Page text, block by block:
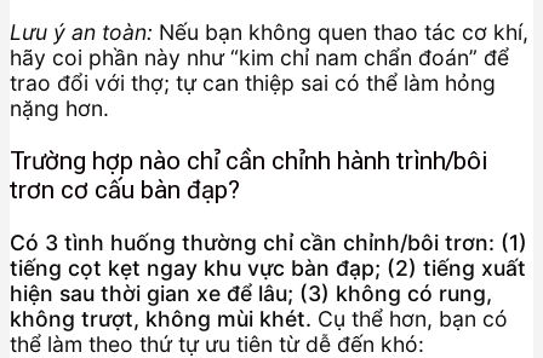
Lưu ý an toàn: Nếu bạn không quen thao tác cơ khí,
hãy coi phần này như “kim chỉ nam chẩn đoán” để
trao đổi với thợ; tự can thiệp sai có thể làm hỏng
nặng hơn.
Trường hợp nào chỉ cần chỉnh hành trình/bôi
trơn cơ cấu bàn đạp?
Có 3 tình huống thường chỉ cần chỉnh/bôi trơn: (1)
tiếng cọt kẹt ngay khu vực bàn đạp; (2) tiếng xuất
hiện sau thời gian xe để lâu; (3) không có rung,
không trượt, không mùi khét. Cụ thể hơn, bạn có
thể làm theo thứ tự ưu tiên từ dễ đến khó: